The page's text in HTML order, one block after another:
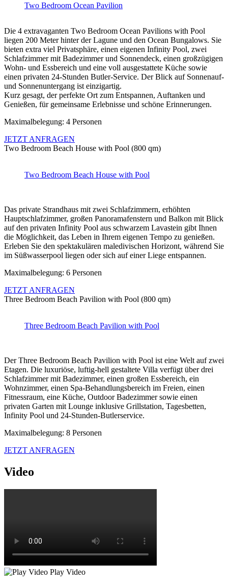
Two Bedroom Ocean Pavilion
Die 4 extravaganten Two Bedroom Ocean Pavilions with Pool
liegen 200 Meter hinter der Lagune und den Ocean Bungalows. Sie
bieten extra viel Privatsphäre, einen eigenen Infinity Pool, zwei
Schlafzimmer mit Badezimmer und Sonnendeck, einen großzügigen
Wohn- und Essbereich und eine voll ausgestattete Küche sowie
einen privaten 24-Stunden Butler-Service. Der Blick auf Sonnenauf-
und Sonnenuntergang ist einzigartig.
Kurz gesagt, der perfekte Ort zum Entspannen, Auftanken und
Genießen, für gemeinsame Erlebnisse und schöne Erinnerungen.
Maximalbelegung: 4 Personen
JETZT ANFRAGEN
Two Bedroom Beach House with Pool (800 qm)
Two Bedroom Beach House with Pool
Das private Strandhaus mit zwei Schlafzimmern, erhöhten
Hauptschlafzimmer, großen Panoramafenstern und Balkon mit Blick
auf den privaten Infinity Pool aus schwarzem Lavastein gibt Ihnen
die Möglichkeit, das Leben in Ihrem eigenen Tempo zu genießen.
Erleben Sie den spektakulären maledivischen Horizont, während Sie
im Süßwasserpool liegen oder sich auf einer Liege entspannen.
Maximalbelegung: 6 Personen
JETZT ANFRAGEN
Three Bedroom Beach Pavilion with Pool (800 qm)
Three Bedroom Beach Pavilion with Pool
Der Three Bedroom Beach Pavilion with Pool ist eine Welt auf zwei
Etagen. Die luxuriöse, luftig-hell gestaltete Villa verfügt über drei
Schlafzimmer mit Badezimmer, einen großen Essbereich, ein
Wohnzimmer, einen Spa-Behandlungsbereich im Freien, einen
Fitnessraum, eine Küche, Outdoor Badezimmer sowie einen
privaten Garten mit Lounge inklusive Grillstation, Tagesbetten,
Infinity Pool und 24-Stunden-Butlerservice.
Maximalbelegung: 8 Personen
JETZT ANFRAGEN
Video
Play Video